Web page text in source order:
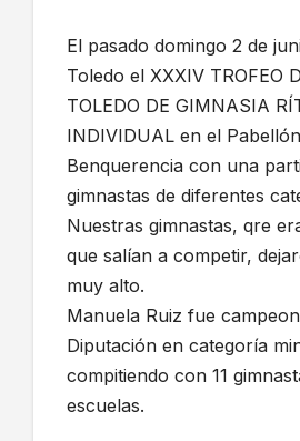
El pasado domingo 2 de
Toledo el XXXIV TROFEO
TOLEDO DE GIMNASIA
INDIVIDUAL en el
Benquerencia con una
gimnastas de diferentes
Nuestras gimnastas, qre
que salían a competir,
muy alto.
Manuela Ruiz fue
Diputación en categoría
compitiendo con 11
escuelas.